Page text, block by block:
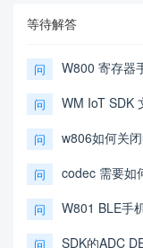
等待解答
问 W800 寄存器
问 WM IoT SDK
问 w806如何关
问 codec 需要如
问 W801 BLE手
问 SDK的ADC